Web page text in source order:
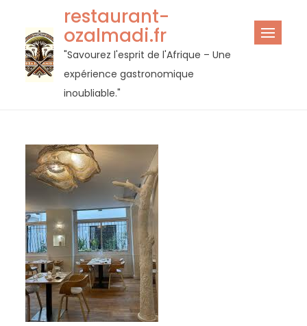
contenu
restaurant-
ozalmadi.fr
"Savourez l'esprit de l'Afrique – Une
expérience gastronomique
inoubliable."